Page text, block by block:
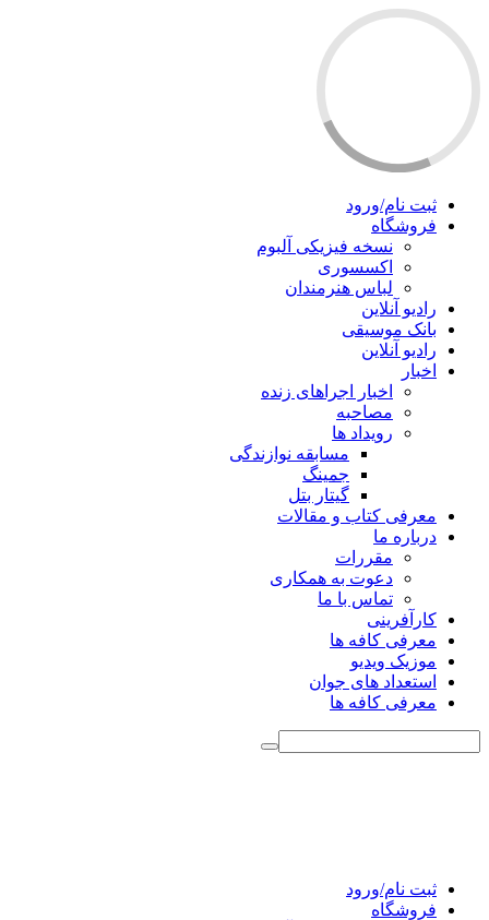
ثبت نام/ورود
فروشگاه
نسخه فیزیکی آلبوم
اکسسوری
لباس هنرمندان
رادیو آنلاین
بانک موسیقی
رادیو آنلاین
اخبار
اخبار اجراهای زنده
مصاحبه
رویداد ها
مسابقه نوازندگی
جمینگ
گیتار بتل
معرفی کتاب و مقالات
درباره ما
مقررات
دعوت به همکاری
تماس با ما
کارآفرینی
معرفی کافه ها
موزیک ویدیو
استعداد های جوان
معرفی کافه ها
ثبت نام/ورود
فروشگاه